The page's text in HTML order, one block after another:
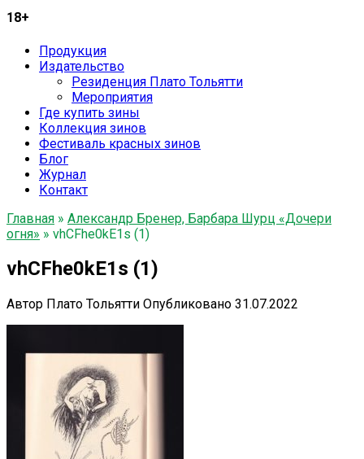
18+
Продукция
Издательство
Резиденция Плато Тольятти
Мероприятия
Где купить зины
Коллекция зинов
Фестиваль красных зинов
Блог
Журнал
Контакт
Главная » Александр Бренер, Барбара Шурц «Дочери
огня» » vhCFhe0kE1s (1)
vhCFhe0kE1s (1)
Автор Плато Тольятти Опубликовано 31.07.2022